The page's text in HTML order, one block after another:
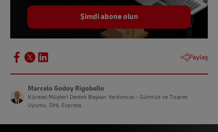
Şimdi abone olun
Paylaş
Marcelo Godoy Rigobello
Küresel Müşteri Destek Başkan Yardımcısı - Gümrük ve Ticaret
Uyumu, DHL Express